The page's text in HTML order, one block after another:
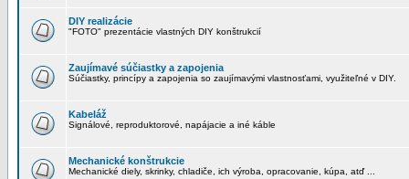
DIY realizácie
"FOTO" prezentácie vlastných DIY konštrukcií
Zaujímavé súčiastky a zapojenia
Súčiastky, princípy a zapojenia so zaujímavými vlastnosťami, využiteľné v DIY.
Kabeláž
Signálové, reproduktorové, napájacie a iné káble
Mechanické konštrukcie
Mechanické diely, skrinky, chladiče, ich výroba, opracovanie, kúpa, atď ...